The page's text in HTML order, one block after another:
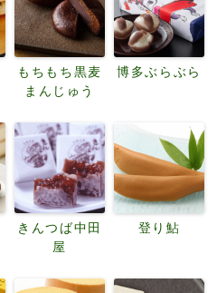
もちもち黒麦
まんじゅう
博多ぶらぶら
きんつば中田
屋
登り鮎